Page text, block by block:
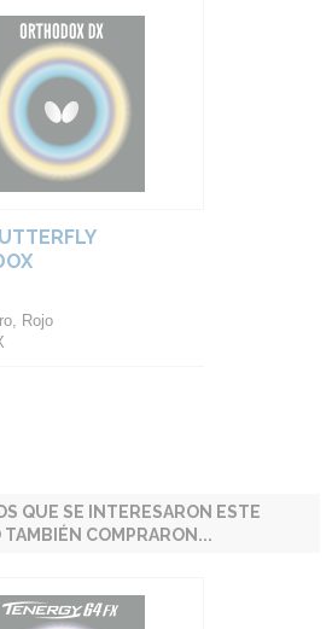
Rojo
QUE SE INTERESARON ESTE
COMPRARON...